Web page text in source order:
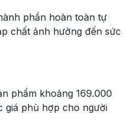
phần hoàn toàn tự
chất ảnh hưởng đến sức
phẩm khoảng 169.000
giá phù hợp cho người